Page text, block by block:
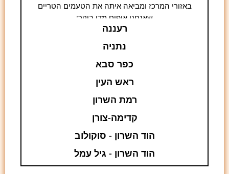
באזורי המרכז ומביאה איתה את הטעמים הטריים
שאנחנו אופים מדי בוקר:
רעננה
נתניה
כפר סבא
ראש העין
רמת השרון
קדימה-צורן
הוד השרון - סוקולוב
הוד השרון - גיל עמל